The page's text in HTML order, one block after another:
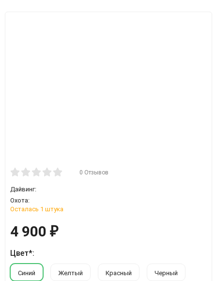
0 Отзывов
Дайвинг:
Охота:
Осталась 1 штука
4 900 ₽
Цвет*:
Синий Желтый Красный Черный